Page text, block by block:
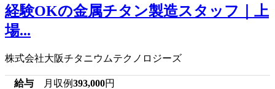
経験OKの金属チタン製造スタッフ｜上
場...
株式会社大阪チタニウムテクノロジーズ
給与 月収例393,000円